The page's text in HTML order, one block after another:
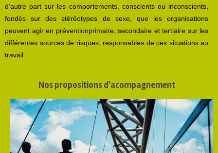
d’autre part sur les comportements, conscients ou inconscients,
fondés sur des stéréotypes de sexe, que les organisations
peuvent agir en préventionprimaire, secondaire et tertiaire sur les
différentes sources de risques, responsables de ces situations au
travail.
Nos propositions d'acompagnement